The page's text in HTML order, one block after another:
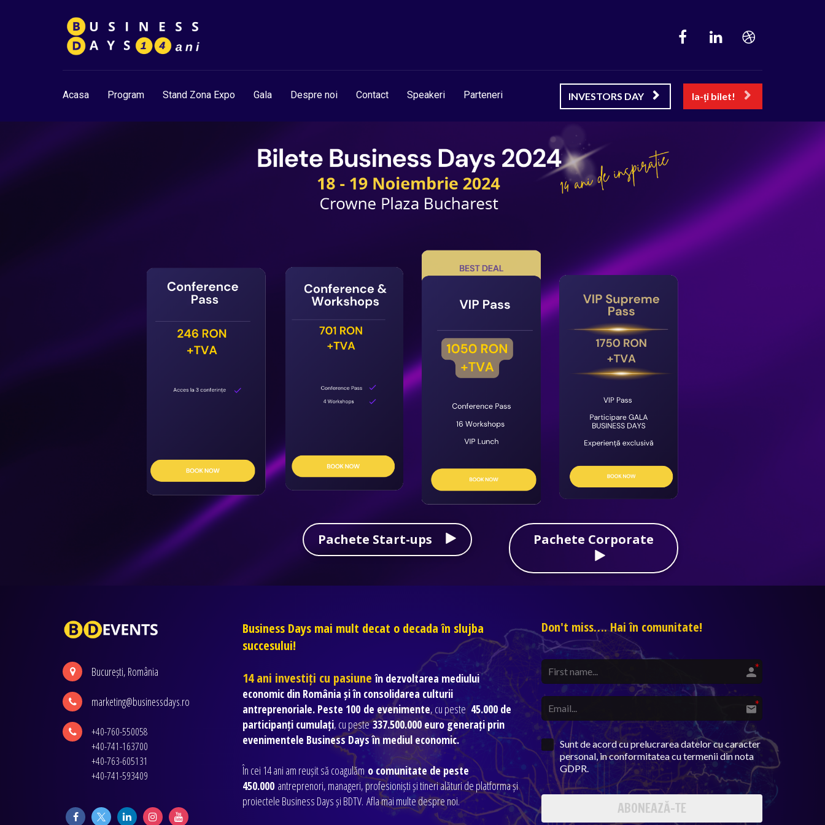
Acasa Program Stand Zona Expo Gala Despre noi Contact Speakeri Parteneri INVESTORS DAY Ia-ți bilet!
Pachete Start-ups Pachete Corporate
București, România
marketing@businessdays.ro
+40-760-550058
+40-741-163700
+40-763-605131
+40-741-593409
Business Days mai mult decat o decada în slujba
succesului!
14 ani investiți cu pasiune în dezvoltarea mediului
economic din România și în consolidarea culturii
antreprenoriale. Peste 100 de evenimente, cu peste 45.000 de
participanți cumulați, cu peste 337.500.000 euro generați prin
evenimentele Business Days în mediul economic.
În cei 14 ani am reușit să coagulăm o comunitate de peste
450.000antreprenori, manageri, profesioniști și tineri alături de platforma și
proiectele Business Days și BDTV. Afla mai multe despre noi.
Don't miss…. Hai în comunitate!
Sunt de acord cu prelucrarea datelor cu caracter
personal, in conformitatea cu termenii din nota
GDPR.
ABONEAZĂ-TE